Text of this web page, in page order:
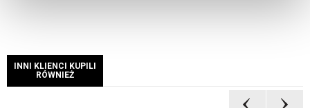
INNI KLIENCI KUPILI
RÓWNIEŻ